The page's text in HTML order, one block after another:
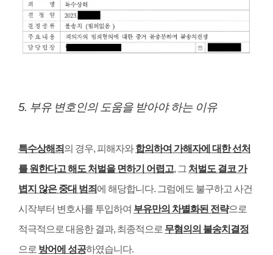
5. 부유 변호인의 도움을 받아야 하는 이유
특수상해죄 의 경우, 피해자와합의하여 가해자에 대한 선처
를 원한다고 해도 처벌을 면하기 어렵고, 그 처벌도 결코 가
볍지 않은 중대 범죄 에 해당합니다. 그럼에도 불구하고 사건
시작부터 변호사를 투입하여 부유만의 차별화된 전략으로
적극적으로 대응한 결과, 최종적으로 무혐의의 불송치결정
으로 방어에 성공하였습니다.